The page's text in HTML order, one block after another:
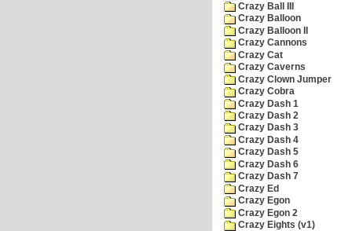
Crazy Ball III
Crazy Balloon
Crazy Balloon II
Crazy Cannons
Crazy Cat
Crazy Caverns
Crazy Clown Jumper
Crazy Cobra
Crazy Dash 1
Crazy Dash 2
Crazy Dash 3
Crazy Dash 4
Crazy Dash 5
Crazy Dash 6
Crazy Dash 7
Crazy Ed
Crazy Egon
Crazy Egon 2
Crazy Eights (v1)